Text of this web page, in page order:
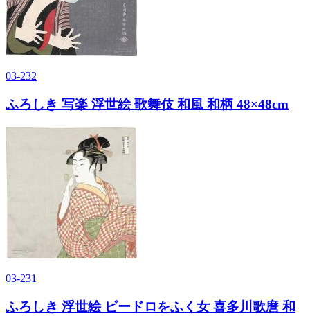
03-232
ふろしき 写楽 浮世絵 歌舞伎 和風 和柄 48×48cm
03-231
ふろしき 浮世絵 ビードロをふく女 喜多川歌麿 和